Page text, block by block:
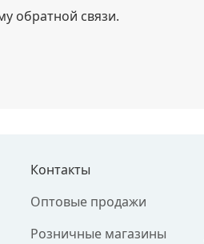
обратной связи.
Контакты
Оптовые продажи
Розничные магазины